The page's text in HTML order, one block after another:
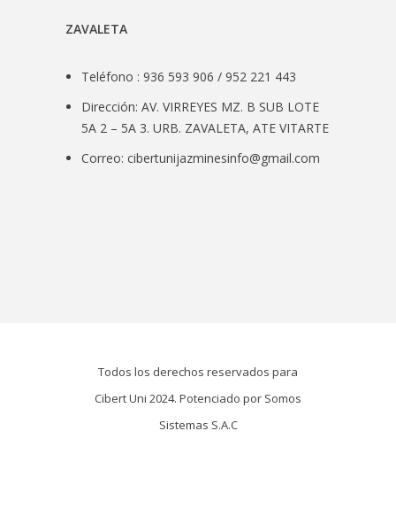
ZAVALETA
Teléfono : 936 593 906 / 952 221 443
Dirección: AV. VIRREYES MZ. B SUB LOTE
5A 2 – 5A 3. URB. ZAVALETA, ATE VITARTE
Correo:cibertunijazminesinfo@gmail.com
Todos los derechos reservados para
Cibert Uni 2024. Potenciado por Somos
Sistemas S.A.C